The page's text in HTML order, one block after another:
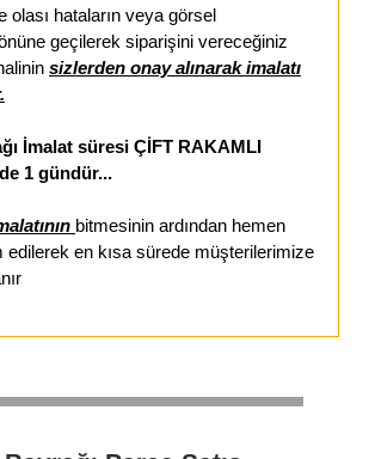
hataların veya görsel
geçilerek siparişini vereceğiniz
sizlerden onay alınarak imalatı
İmalat süresi ÇİFT RAKAMLI
1 gündür...
bitmesinin ardından hemen
edilerek en kısa sürede müşterilerimize